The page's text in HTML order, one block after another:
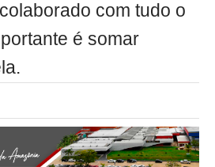
com tudo o
é somar